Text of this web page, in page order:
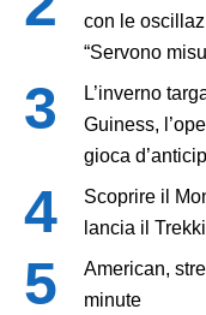
con le
“Servono
L’inverno
Guiness,
gioca
Scoprire il
lancia il
American,
minute